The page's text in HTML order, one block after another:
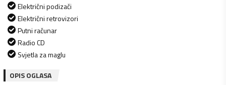
Električni podizači
Električni retrovizori
Putni računar
Radio CD
Svjetla za maglu
OPIS OGLASA